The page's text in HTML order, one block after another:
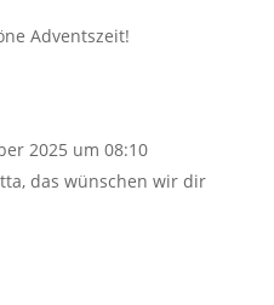
Adventszeit!
2025 um 08:10
das wünschen wir dir